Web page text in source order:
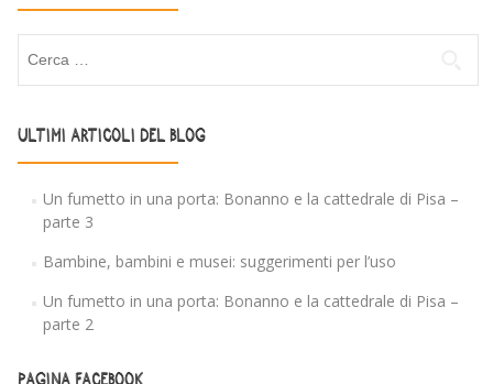
ULTIMI ARTICOLI DEL BLOG
Un fumetto in una porta: Bonanno e la cattedrale di Pisa –
parte 3
Bambine, bambini e musei: suggerimenti per l’uso
Un fumetto in una porta: Bonanno e la cattedrale di Pisa –
parte 2
PAGINA FACEBOOK